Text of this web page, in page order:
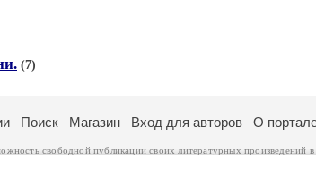
(7)
Поиск Магазин Вход для авторов О
свободной публикации своих литературных произведений
охраняются